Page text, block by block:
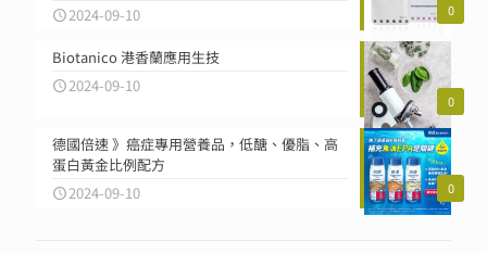
0
2024-09-10
0
Biotanico 港香蘭應用生技
2024-09-10
0
德國倍速 》癌症專用營養品，低醣、優脂、高
蛋白黃金比例配方
2024-09-10